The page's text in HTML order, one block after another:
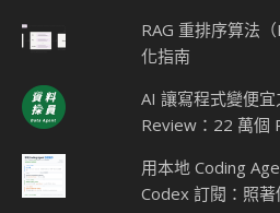
RAG 重排序算法
化指南
AI 讓寫程式變便
Review：22 萬個
用本地 Coding
Codex 訂閱：照